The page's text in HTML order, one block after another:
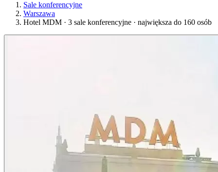
Sale konferencyjne
Warszawa
Hotel MDM · 3 sale konferencyjne · największa do 160 osób